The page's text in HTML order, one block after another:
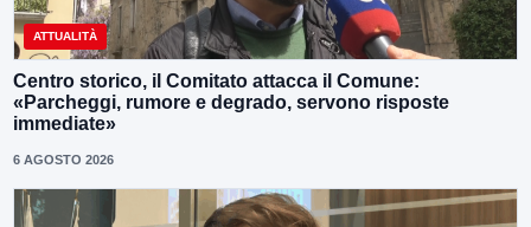
ATTUALITÀ
Centro storico, il Comitato attacca il Comune:
«Parcheggi, rumore e degrado, servono risposte
immediate»
6 AGOSTO 2026